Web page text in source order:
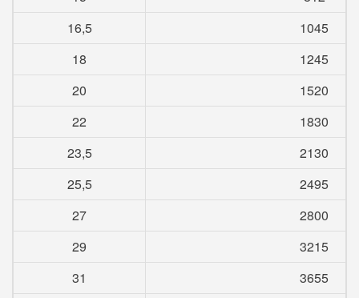
16,5
1045
18
1245
20
1520
22
1830
23,5
2130
25,5
2495
27
2800
29
3215
31
3655